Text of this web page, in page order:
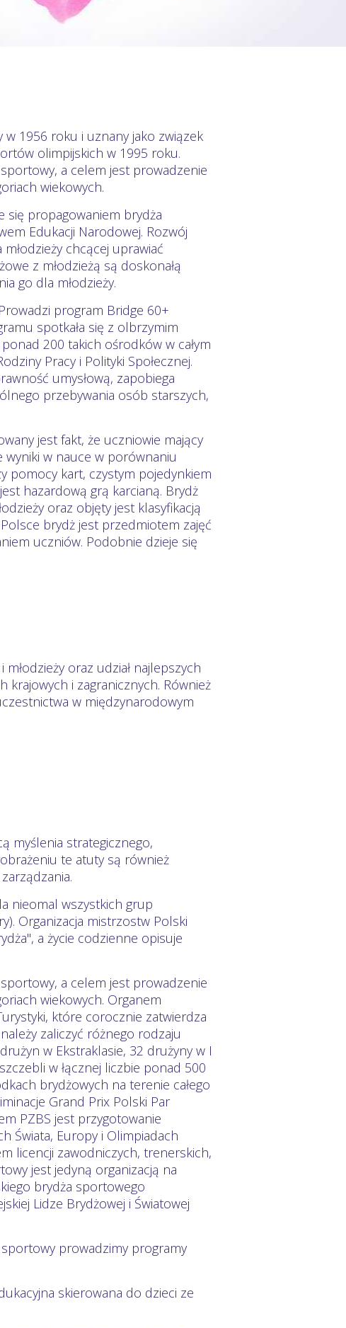
w 1956 roku i uznany jako związek
olimpijskich w 1995 roku.
a celem jest prowadzenie
wiekowych.
się propagowaniem brydża
Edukacji Narodowej. Rozwój
chcącej uprawiać
z młodzieżą są doskonałą
go dla młodzieży.
program Bridge 60+
spotkała się z olbrzymim
200 takich ośrodków w całym
Pracy i Polityki Społecznej.
umysłową, zapobiega
przebywania osób starszych,
jest fakt, że uczniowie mający
wyniki w nauce w porównaniu
pomocy kart, czystym pojedynkiem
hazardową grą karcianą. Brydż
oraz objęty jest klasyfikacją
brydż jest przedmiotem zajęć
uczniów. Podobnie dzieje się
oraz udział najlepszych
krajowych i zagranicznych. Również
w międzynarodowym
myślenia strategicznego,
te atuty są również
nieomal wszystkich grup
Organizacja mistrzostw Polski
a życie codzienne opisuje
a celem jest prowadzenie
wiekowych. Organem
które corocznie zatwierdza
zaliczyć różnego rodzaju
w Ekstraklasie, 32 drużyny w I
w łącznej liczbie ponad 500
brydżowych na terenie całego
Grand Prix Polski Par
PZBS jest przygotowanie
Świata, Europy i Olimpiadach
licencji zawodniczych, trenerskich,
jest jedyną organizacją na
brydża sportowego
Lidze Brydżowej i Światowej
prowadzimy programy
skierowana do dzieci ze